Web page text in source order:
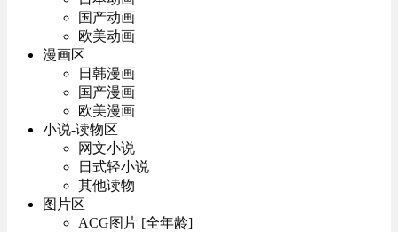
国产动画
欧美动画
漫画区
日韩漫画
国产漫画
欧美漫画
小说-读物区
网文小说
日式轻小说
其他读物
图片区
ACG图片 [全年龄]